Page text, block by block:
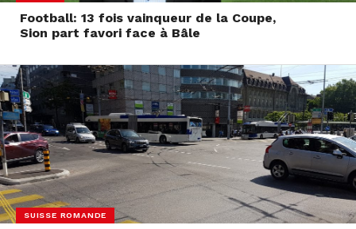
Football: 13 fois vainqueur de la Coupe,
Sion part favori face à Bâle
SUISSE ROMANDE